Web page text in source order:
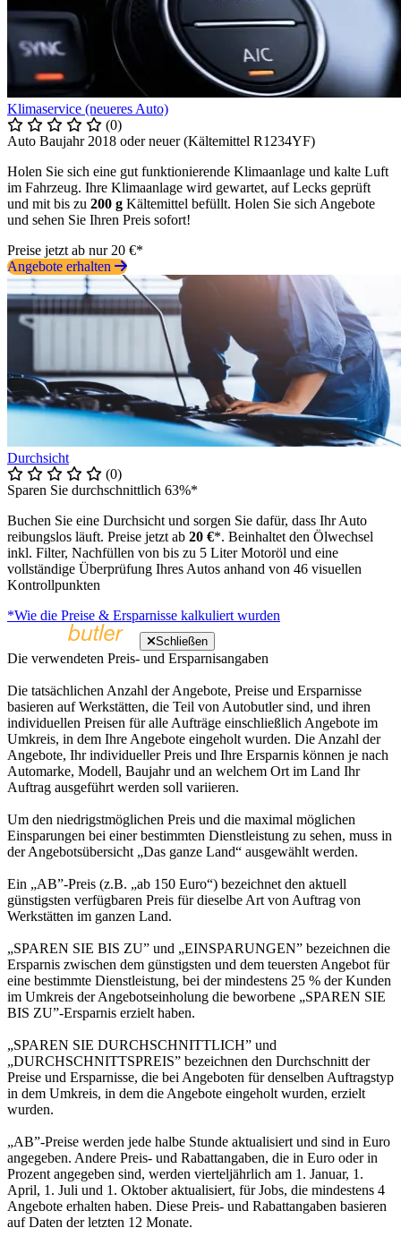
Klimaservice (neueres Auto)
(0)
Auto Baujahr 2018 oder neuer (Kältemittel R1234YF)
Holen Sie sich eine gut funktionierende Klimaanlage und kalte Luft
im Fahrzeug. Ihre Klimaanlage wird gewartet, auf Lecks geprüft
und mit bis zu 200 g Kältemittel befüllt. Holen Sie sich Angebote
und sehen Sie Ihren Preis sofort!
Preise jetzt ab nur 20 €*
Angebote erhalten
Durchsicht
(0)
Sparen Sie durchschnittlich 63%*
Buchen Sie eine Durchsicht und sorgen Sie dafür, dass Ihr Auto
reibungslos läuft. Preise jetzt ab 20 €*. Beinhaltet den Ölwechsel
inkl. Filter, Nachfüllen von bis zu 5 Liter Motoröl und eine
vollständige Überprüfung Ihres Autos anhand von 46 visuellen
Kontrollpunkten
*Wie die Preise & Ersparnisse kalkuliert wurden
Schließen
Die verwendeten Preis- und Ersparnisangaben
Die tatsächlichen Anzahl der Angebote, Preise und Ersparnisse
basieren auf Werkstätten, die Teil von Autobutler sind, und ihren
individuellen Preisen für alle Aufträge einschließlich Angebote im
Umkreis, in dem Ihre Angebote eingeholt wurden. Die Anzahl der
Angebote, Ihr individueller Preis und Ihre Ersparnis können je nach
Automarke, Modell, Baujahr und an welchem Ort im Land Ihr
Auftrag ausgeführt werden soll variieren.
Um den niedrigstmöglichen Preis und die maximal möglichen
Einsparungen bei einer bestimmten Dienstleistung zu sehen, muss in
der Angebotsübersicht „Das ganze Land“ ausgewählt werden.
Ein „AB”-Preis (z.B. „ab 150 Euro“) bezeichnet den aktuell
günstigsten verfügbaren Preis für dieselbe Art von Auftrag von
Werkstätten im ganzen Land.
„SPAREN SIE BIS ZU” und „EINSPARUNGEN” bezeichnen die
Ersparnis zwischen dem günstigsten und dem teuersten Angebot für
eine bestimmte Dienstleistung, bei der mindestens 25 % der Kunden
im Umkreis der Angebotseinholung die beworbene „SPAREN SIE
BIS ZU”-Ersparnis erzielt haben.
„SPAREN SIE DURCHSCHNITTLICH” und
„DURCHSCHNITTSPREIS” bezeichnen den Durchschnitt der
Preise und Ersparnisse, die bei Angeboten für denselben Auftragstyp
in dem Umkreis, in dem die Angebote eingeholt wurden, erzielt
wurden.
„AB”-Preise werden jede halbe Stunde aktualisiert und sind in Euro
angegeben. Andere Preis- und Rabattangaben, die in Euro oder in
Prozent angegeben sind, werden vierteljährlich am 1. Januar, 1.
April, 1. Juli und 1. Oktober aktualisiert, für Jobs, die mindestens 4
Angebote erhalten haben. Diese Preis- und Rabattangaben basieren
auf Daten der letzten 12 Monate.